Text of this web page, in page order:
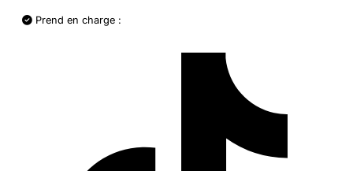
Prend en charge :